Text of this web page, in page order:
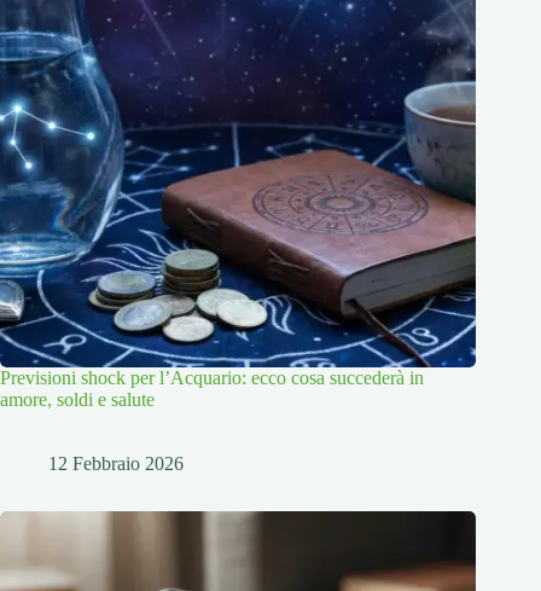
Previsioni shock per l’Acquario: ecco cosa succederà in
amore, soldi e salute
12 Febbraio 2026